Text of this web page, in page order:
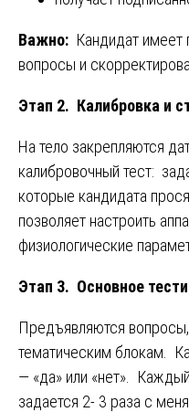
Важно: Кандидат имеет
вопросы и
Этап 2. Калибровка и
На тело закрепляются
калибровочный тест:
которые кандидата
позволяет настроить
физиологические
Этап 3. Основное
Предъявляются
тематическим блокам.
— «да» или «нет».
задается 2- 3 раза с